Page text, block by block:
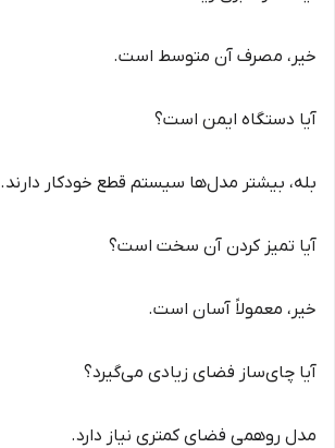
خیر، مصرف آن متوسط است.
آیا دستگاه ایمن است؟
بله، بیشتر مدل‌ها سیستم قطع خودکار دارند.
آیا تمیز کردن آن سخت است؟
خیر، معمولاً آسان است.
آیا چای‌ساز فضای زیادی می‌گیرد؟
مدل روهمی فضای کمتری نیاز دارد.